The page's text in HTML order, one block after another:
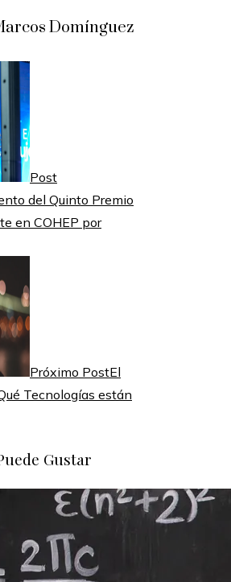
Domínguez
Post
del Quinto Premio
en COHEP por
Próximo PostEl
Tecnologías están
Gustar